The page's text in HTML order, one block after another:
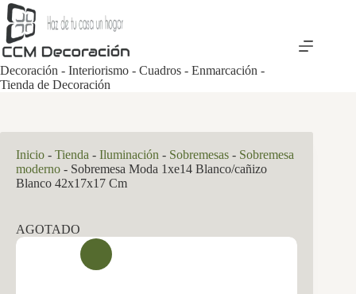
Saltar
al
contenido
Decoración - Interiorismo - Cuadros - Enmarcación -
Tienda de Decoración
Inicio - Tienda - Iluminación - Sobremesas - Sobremesa
moderno - Sobremesa Moda 1xe14 Blanco/cañizo
Blanco 42x17x17 Cm
AGOTADO